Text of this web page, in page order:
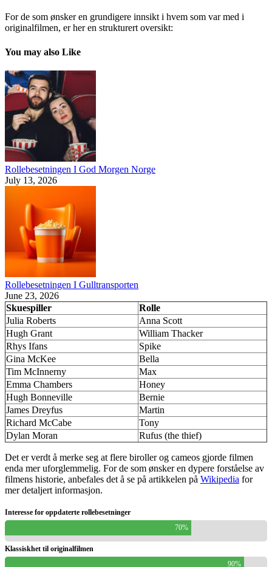
For de som ønsker en grundigere innsikt i hvem som var med i
originalfilmen, er her en strukturert oversikt:
You may also Like
Rollebesetningen I God Morgen Norge
July 13, 2026
Rollebesetningen I Gulltransporten
June 23, 2026
Skuespiller
Rolle
Julia Roberts
Anna Scott
Hugh Grant
William Thacker
Rhys Ifans
Spike
Gina McKee
Bella
Tim McInnerny
Max
Emma Chambers
Honey
Hugh Bonneville
Bernie
James Dreyfus
Martin
Richard McCabe
Tony
Dylan Moran
Rufus (the thief)
Det er verdt å merke seg at flere biroller og cameos gjorde filmen
enda mer uforglemmelig. For de som ønsker en dypere forståelse av
filmens historie, anbefales det å se på artikkelen på Wikipedia for
mer detaljert informasjon.
Interesse for oppdaterte rollebesetninger
70%
Klassiskhet til originalfilmen
90%